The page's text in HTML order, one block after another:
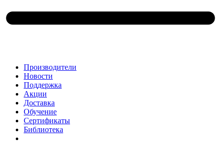
Производители
Новости
Поддержка
Акции
Доставка
Обучение
Сертификаты
Библиотека